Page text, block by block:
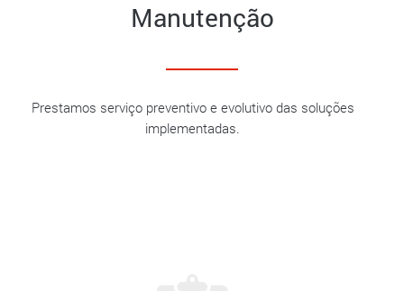
Manutenção
Prestamos serviço preventivo e evolutivo das soluções
implementadas.